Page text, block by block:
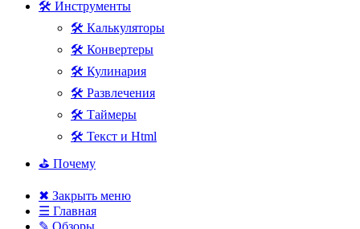
🛠 Инструменты
🛠 Калькуляторы
🛠 Конвертеры
🛠 Кулинария
🛠 Развлечения
🛠 Таймеры
🛠 Текст и Html
⛳ Почему
✖ Закрыть меню
☰ Главная
✎ Обзоры